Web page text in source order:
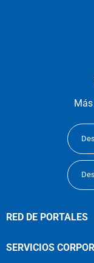
RED DE PORTALES
SERVICIOS